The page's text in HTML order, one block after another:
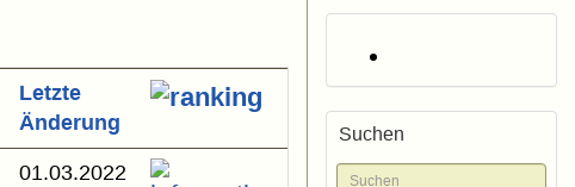
Letzte
Änderung
01.03.2022
Suchen